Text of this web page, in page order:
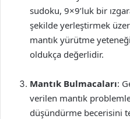
sudoku, 9×9’luk bir
şekilde yerleştirmek
mantık yürütme
oldukça değerlidir.
Mantık Bulmacaları:
verilen mantık
düşündürme becerisini